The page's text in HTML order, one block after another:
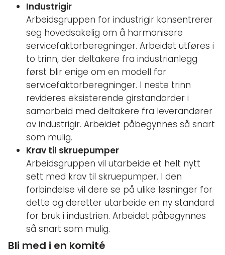
Industrigir
Arbeidsgruppen for industrigir konsentrerer
seg hovedsakelig om å harmonisere
servicefaktorberegninger. Arbeidet utføres i
to trinn, der deltakere fra industrianlegg
først blir enige om en modell for
servicefaktorberegninger. I neste trinn
revideres eksisterende girstandarder i
samarbeid med deltakere fra leverandører
av industrigir. Arbeidet påbegynnes så snart
som mulig.
Krav til skruepumper
Arbeidsgruppen vil utarbeide et helt nytt
sett med krav til skruepumper. I den
forbindelse vil dere se på ulike løsninger for
dette og deretter utarbeide en ny standard
for bruk i industrien. Arbeidet påbegynnes
så snart som mulig.
Bli med i en komité